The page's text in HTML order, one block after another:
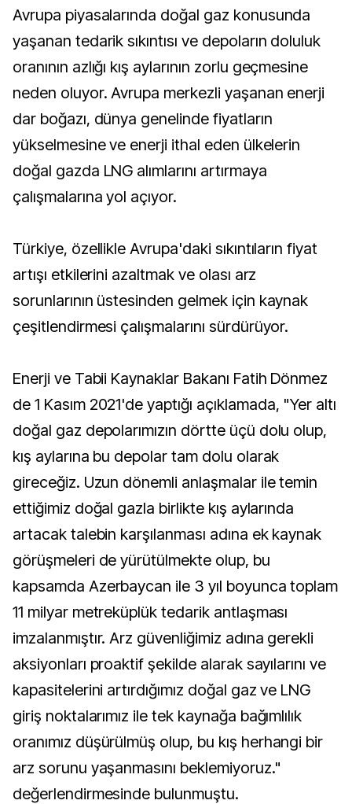
Avrupa piyasalarında doğal gaz konusunda
yaşanan tedarik sıkıntısı ve depoların doluluk
oranının azlığı kış aylarının zorlu geçmesine
neden oluyor. Avrupa merkezli yaşanan enerji
dar boğazı, dünya genelinde fiyatların
yükselmesine ve enerji ithal eden ülkelerin
doğal gazda LNG alımlarını artırmaya
çalışmalarına yol açıyor.
Türkiye, özellikle Avrupa'daki sıkıntıların fiyat
artışı etkilerini azaltmak ve olası arz
sorunlarının üstesinden gelmek için kaynak
çeşitlendirmesi çalışmalarını sürdürüyor.
Enerji ve Tabii Kaynaklar Bakanı Fatih Dönmez
de 1 Kasım 2021'de yaptığı açıklamada, "Yer altı
doğal gaz depolarımızın dörtte üçü dolu olup,
kış aylarına bu depolar tam dolu olarak
gireceğiz. Uzun dönemli anlaşmalar ile temin
ettiğimiz doğal gazla birlikte kış aylarında
artacak talebin karşılanması adına ek kaynak
görüşmeleri de yürütülmekte olup, bu
kapsamda Azerbaycan ile 3 yıl boyunca toplam
11 milyar metreküplük tedarik antlaşması
imzalanmıştır. Arz güvenliğimiz adına gerekli
aksiyonları proaktif şekilde alarak sayılarını ve
kapasitelerini artırdığımız doğal gaz ve LNG
giriş noktalarımız ile tek kaynağa bağımlılık
oranımız düşürülmüş olup, bu kış herhangi bir
arz sorunu yaşanmasını beklemiyoruz."
değerlendirmesinde bulunmuştu.